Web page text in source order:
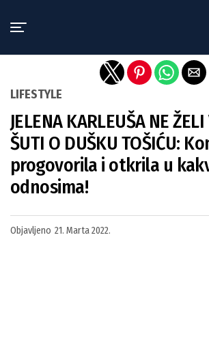
LIFESTYLE
JELENA KARLEUŠA NE
ŠUTI O DUŠKU TOŠIĆU:
progovorila i otkrila u
odnosima!
Objavljeno 21. Marta 2022.